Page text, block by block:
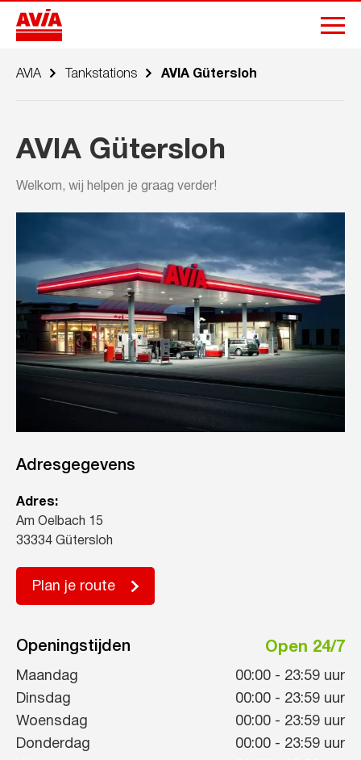
AVIA Tankstations AVIA Gütersloh
AVIA Gütersloh
Welkom, wij helpen je graag verder!
Adresgegevens
Adres:
Am Oelbach 15
33334 Gütersloh
Plan je route
Openingstijden Open 24/7
Maandag 00:00 - 23:59 uur
Dinsdag
00:00 - 23:59 uur
Woensdag
00:00 - 23:59 uur
Donderdag
00:00 - 23:59 uur